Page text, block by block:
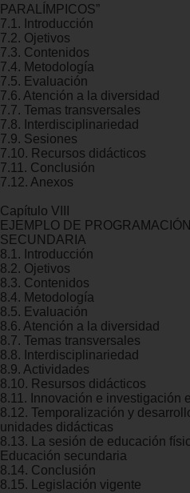
PARALÍMPICOS”
7.1. Introducción
7.2. Ojetivos
7.3. Contenidos
7.4. Metodología
7.5. Evaluación
7.6. Atención a la diversidad
7.7. Temas transversales
7.8. Interdisciplinariedad
7.9. Sesiones
7.10. Recursos didácticos
7.11. Conclusión
7.12. Anexos
Capítulo VIII
EJEMPLO DE
SECUNDARIA
8.1. Introducción
8.2. Ojetivos
8.3. Contenidos
8.4. Metodología
8.5. Evaluación
8.6. Atención a la diversidad
8.7. Temas transversales
8.8. Interdisciplinariedad
8.9. Actividades
8.10. Resursos didácticos
8.11. Innovación e investigación
8.12. Temporalización y
unidades didácticas
8.13. La sesión de educación
Educación secundaria
8.14. Conclusión
8.15. Legislación vigente